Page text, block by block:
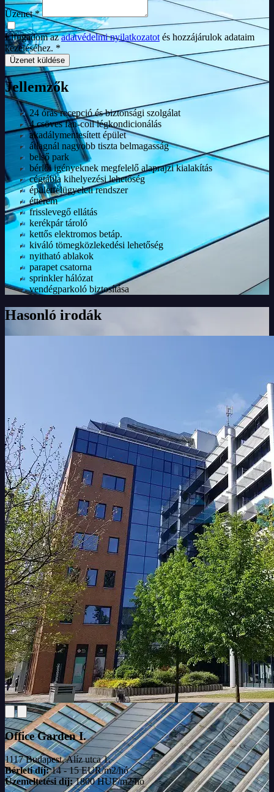
Üzenet *
Elfogadom azadatvédelmi nyilatkozatot és hozzájárulok adataim
kezeléséhez. *
Üzenet küldése
Jellemzők
24 órás recepció és biztonsági szolgálat
4 csöves fan-coil légkondicionálás
akadálymentesített épület
átlagnál nagyobb tiszta belmagasság
belső park
bérlői igényeknek megfelelő alaprajzi kialakítás
cégtábla kihelyezési lehetőség
épületfelügyeleti rendszer
étterem
frisslevegő ellátás
kerékpár tároló
kettős elektromos betáp.
kiváló tömegközlekedési lehetőség
nyitható ablakok
parapet csatorna
sprinkler hálózat
vendégparkoló biztosítása
Hasonló irodák
Office Garden I.
1117 Budapest, Alíz utca 1.
Bérleti díj:14 - 15 EUR/m2/hó
Üzemeltetési díj:1800 HUF/m2/hó